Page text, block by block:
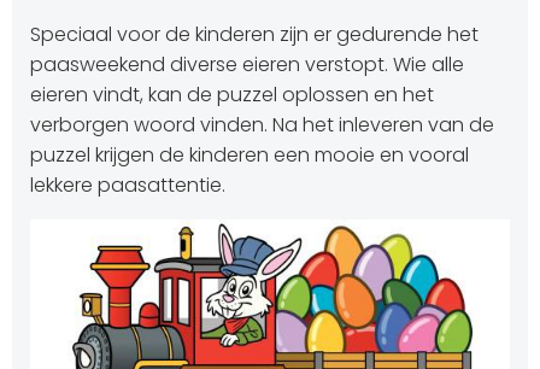
Speciaal voor de kinderen zijn er gedurende het
paasweekend diverse eieren verstopt. Wie alle
eieren vindt, kan de puzzel oplossen en het
verborgen woord vinden. Na het inleveren van de
puzzel krijgen de kinderen een mooie en vooral
lekkere paasattentie.